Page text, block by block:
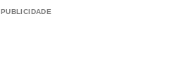
PUBLICIDADE